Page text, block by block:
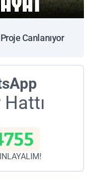
Canlanıyor